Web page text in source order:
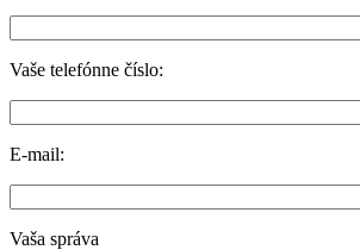
Vaše telefónne číslo:
E-mail:
Vaša správa